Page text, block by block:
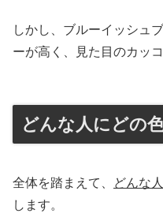
しかし、ブルーイッシュ
ーが高く、見た目のカッ
どんな人にどの
全体を踏まえて、
どんな
します。